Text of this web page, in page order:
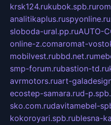
krsk124.rukubok.spb.ru
analitikaplus.ruspyonline.ru
sloboda-ural.pp.ruAUTO-
online-z.comaromat-
mobilvest.rubbd.net.ru
smp-forum.rubastion-td.ru
avrmotors.ruart-
ecostep-samara.rud-
sko.com.rudavitamebel-
kokoroyari.spb.rublesna-